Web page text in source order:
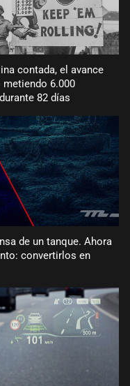
contada, el avance
6.000
82 días
de un tanque. Ahora
convertirlos en